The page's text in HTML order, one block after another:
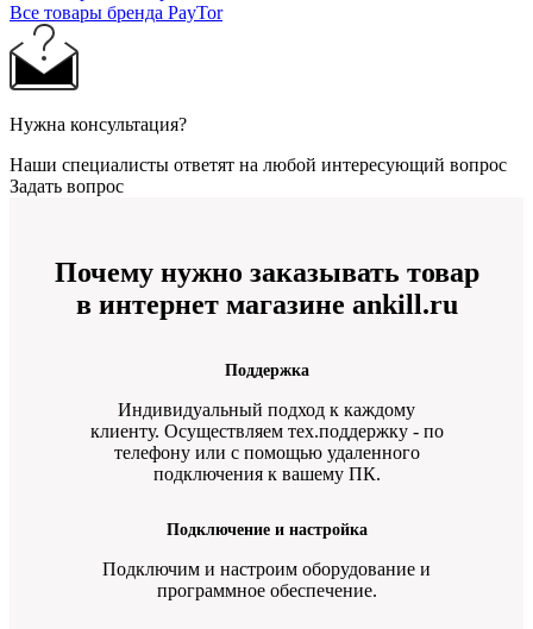
Все товары бренда PayTor
Нужна консультация?
Наши специалисты ответят на любой интересующий вопрос
Задать вопрос
Почему нужно заказывать товар
в интернет магазине ankill.ru
Поддержка
Индивидуальный подход к каждому
клиенту. Осуществляем тех.поддержку - по
телефону или с помощью удаленного
подключения к вашему ПК.
Подключение и настройка
Подключим и настроим оборудование и
программное обеспечение.